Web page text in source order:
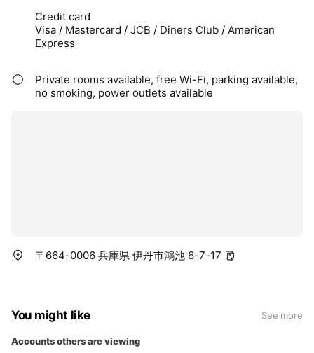
《具体的なトレーニングの例》
ストレッチング:
有酸素運動:
適切なトレーニングは痛み治療において多面的な効果を持
す。
Credit card
Visa / Mastercard / JCB / Diners Club / American
Express
Private rooms available, free Wi-Fi, parking available,
no smoking, power outlets available
〒664-0006 兵庫県 伊丹市鴻池 6-7-17
You might like See more
Accounts others are viewing